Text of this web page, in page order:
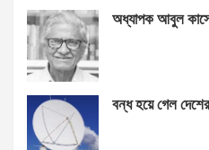
অধ্যাপক আবুল
বন্ধ হয়ে গেল